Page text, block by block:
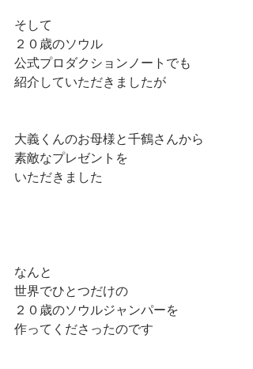
そして
２０歳のソウル
公式プロダクションノートでも
紹介していただきましたが
大義くんのお母様と千鶴さんから
素敵なプレゼントを
いただきました
なんと
世界でひとつだけの
２０歳のソウルジャンパーを
作ってくださったのです